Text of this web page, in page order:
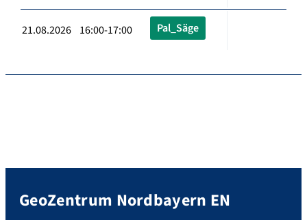
21.08.2026 16:00-17:00 Pal_Säge
GeoZentrum Nordbayern EN